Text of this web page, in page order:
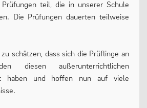
teil, die in unserer Schule
Die Prüfungen dauerten teilweise
schätzen, dass sich die Prüflinge an
diesen außerunterrichtlichen
haben und hoffen nun auf viele